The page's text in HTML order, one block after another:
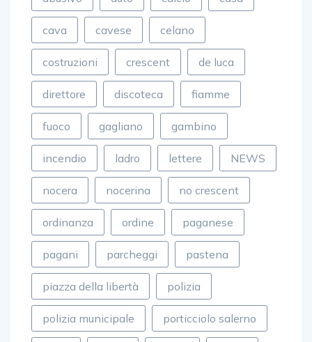
cava cavese celano
costruzioni crescent de luca
direttore discoteca fiamme
fuoco gagliano gambino
incendio ladro lettere NEWS
nocera nocerina no crescent
ordinanza ordine paganese
pagani parcheggi pastena
piazza della libertà polizia
polizia municipale porticciolo salerno